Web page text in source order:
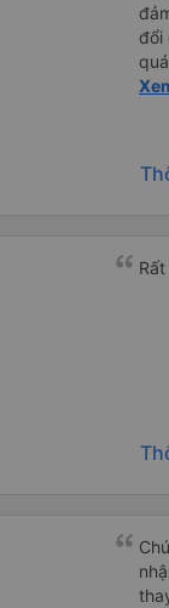
đổi
Lái